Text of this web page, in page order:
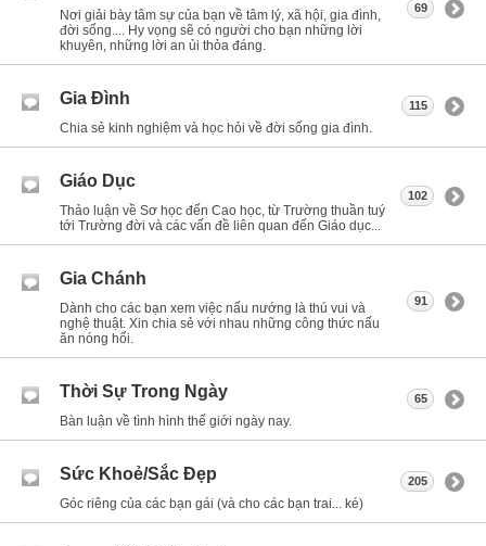
Nơi giải bày tâm sự của bạn về tâm lý, xã hội, gia đình,
đời sống.... Hy vọng sẽ có người cho bạn những lời
khuyên, những lời an ủi thỏa đáng.
69
Gia Đình
Chia sẻ kinh nghiệm và học hỏi về đời sống gia đình.
115
Giáo Dục
Thảo luận về Sơ học đến Cao học, từ Trường thuần tuý
tới Trường đời và các vấn đề liên quan đến Giáo dục...
102
Gia Chánh
Dành cho các bạn xem việc nấu nướng là thú vui và
nghệ thuật. Xin chia sẻ với nhau những công thức nấu
ăn nóng hổi.
91
Thời Sự Trong Ngày
Bàn luận về tình hình thế giới ngày nay.
65
Sức Khoẻ/Sắc Đẹp
Góc riêng của các bạn gái (và cho các bạn trai... ké)
205